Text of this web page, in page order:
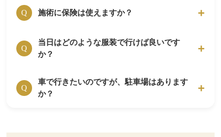
国家資格です。
了したエキスパートです。
A
完全予約制です。
します。
Q 施術に保険は使えますか？
A
保険は、お使い頂けません。
当院の施術は完全自費治療となっております。
Q
当日はどのような服装で行けば良いです
か？
A
施術の際には、当院で用意している施術着に着
替えて頂きます。
Q
車で行きたいのですが、駐車場はあります
か？
ペースがありません。